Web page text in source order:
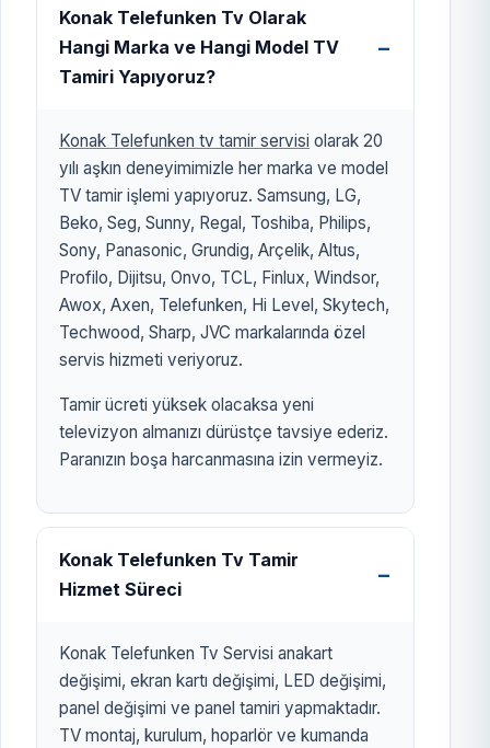
Konak Telefunken Tv Olarak
Hangi Marka ve Hangi Model TV
Tamiri Yapıyoruz?
Konak Telefunken tv tamir servisi olarak 20
yılı aşkın deneyimimizle her marka ve model
TV tamir işlemi yapıyoruz. Samsung, LG,
Beko, Seg, Sunny, Regal, Toshiba, Philips,
Sony, Panasonic, Grundig, Arçelik, Altus,
Profilo, Dijitsu, Onvo, TCL, Finlux, Windsor,
Awox, Axen, Telefunken, Hi Level, Skytech,
Techwood, Sharp, JVC markalarında özel
servis hizmeti veriyoruz.
Tamir ücreti yüksek olacaksa yeni
televizyon almanızı dürüstçe tavsiye ederiz.
Paranızın boşa harcanmasına izin vermeyiz.
Konak Telefunken Tv Tamir
Hizmet Süreci
Konak Telefunken Tv Servisi anakart
değişimi, ekran kartı değişimi, LED değişimi,
panel değişimi ve panel tamiri yapmaktadır.
TV montaj, kurulum, hoparlör ve kumanda